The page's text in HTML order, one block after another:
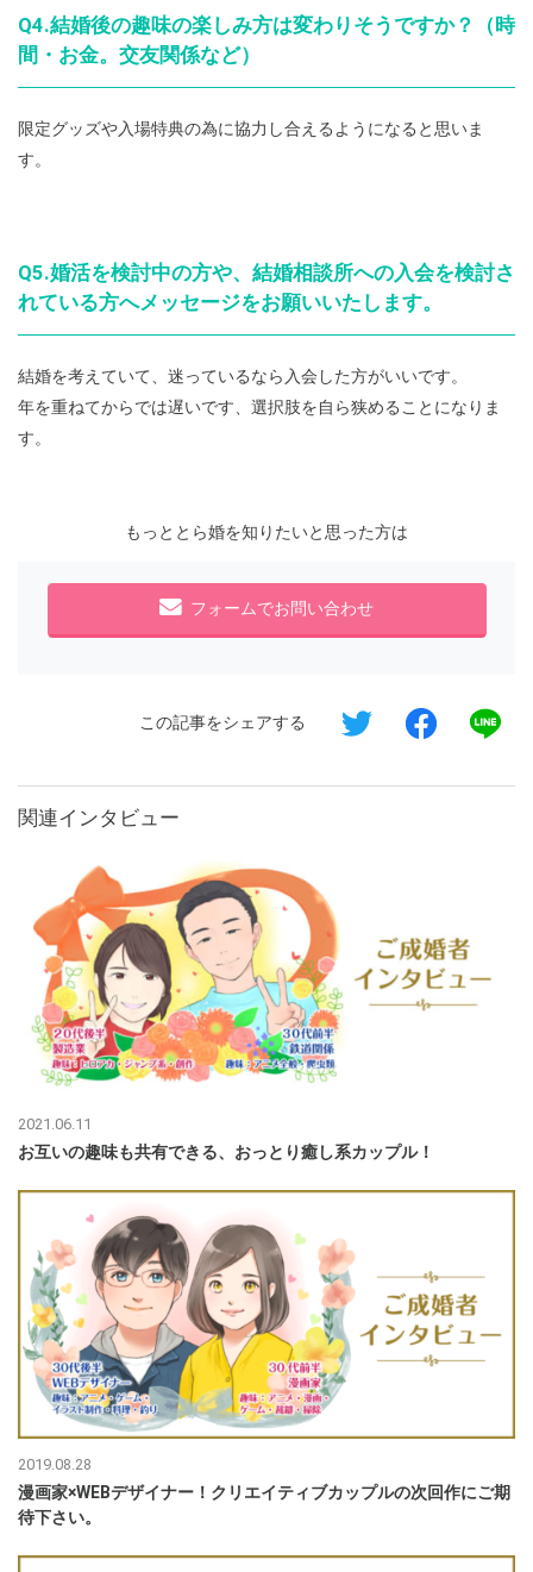
Q4.結婚後の趣味の楽しみ方は変わりそうですか？（時
間・お金。交友関係など）
限定グッズや入場特典の為に協力し合えるようになると思いま
す。
Q5.婚活を検討中の方や、結婚相談所への入会を検討さ
れている方へメッセージをお願いいたします。
結婚を考えていて、迷っているなら入会した方がいいです。
年を重ねてからでは遅いです、選択肢を自ら狭めることになりま
す。
もっととら婚を知りたいと思った方は
フォームでお問い合わせ
この記事をシェアする
関連インタビュー
2021.06.11
お互いの趣味も共有できる、おっとり癒し系カップル！
2019.08.28
漫画家×WEBデザイナー！クリエイティブカップルの次回作にご期
待下さい。